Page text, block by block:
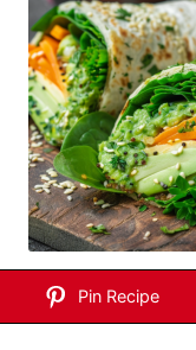
Pin Recipe